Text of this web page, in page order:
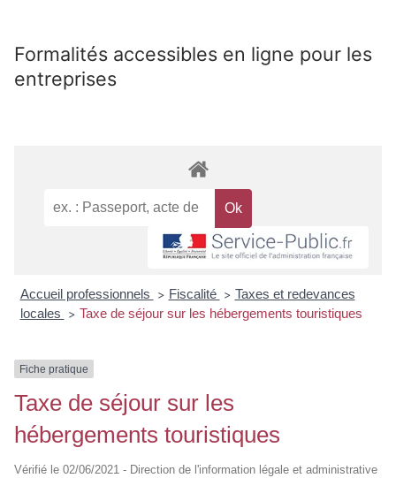
Formalités accessibles en ligne pour les
entreprises
Accueil professionnels > Fiscalité > Taxes et redevances
locales
> Taxe de séjour sur les hébergements touristiques
Fiche pratique
Taxe de séjour sur les
hébergements touristiques
Vérifié le 02/06/2021 - Direction de l'information légale et administrative